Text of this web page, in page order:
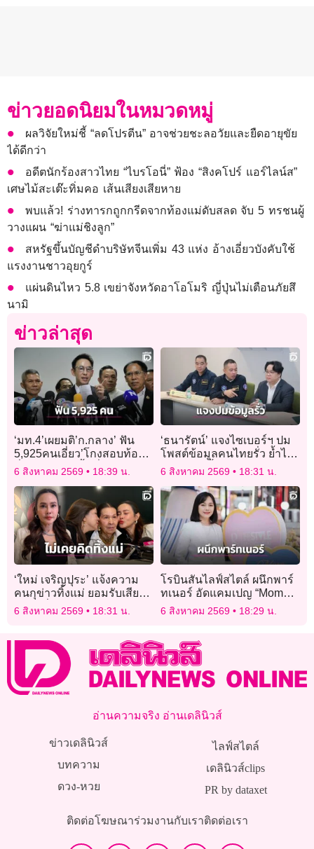
ข่าวยอดนิยมในหมวดหมู่
ผลวิจัยใหม่ชี้ “ลดโปรตีน” อาจช่วยชะลอวัยและยืดอายุขัย
ได้ดีกว่า
อดีตนักร้องสาวไทย “ไบรโอนี่” ฟ้อง “สิงคโปร์ แอร์ไลน์ส”
เศษไม้สะเต๊ะทิ่มคอ เส้นเสียงเสียหาย
พบแล้ว! ร่างทารกถูกกรีดจากท้องแม่ดับสลด จับ 5 ทรชนผู้
วางแผน “ฆ่าแม่ชิงลูก”
สหรัฐขึ้นบัญชีดำบริษัทจีนเพิ่ม 43 แห่ง อ้างเอี่ยวบังคับใช้
แรงงานชาวอุยกูร์
แผ่นดินไหว 5.8 เขย่าจังหวัดอาโอโมริ ญี่ปุ่นไม่เตือนภัยสึ
นามิ
ข่าวล่าสุด
‘มท.4’เผยมติ’ก.กลาง’ ฟัน
5,925คนเอี่ยว’โกงสอบท้อง
ถิ่น’ ส่ง’อปท.’พื้นที่ต้นสังกัด
ภายใน’สิ้นเดือนส.ค.’
6 สิงหาคม 2569 18:39 น.
‘ธนารัตน์’ แจงไซเบอร์ฯ ปม
โพสต์ข้อมูลคนไทยรั่ว ย้ำไร้
การเมือง จี้รัฐยกระดับความ
6 สิงหาคม 2569 18:31 น.
‘ใหม่ เจริญปุระ’ แจ้งความ
คนกุข่าวทิ้งแม่ ยอมรับเสียใจ
แต่ยึดมั่นดูแลจนกว่าตัวเองจะ
6 สิงหาคม 2569 18:31 น.
โรบินสันไลฟ์สไตล์ ผนึกพาร์
ทเนอร์ อัดแคมเปญ “Mom
Moments”
6 สิงหาคม 2569 18:29 น.
อ่านความจริง อ่านเดลินิวส์
ข่าวเดลินิวส์
บทความ
ดวง-หวย
ไลฟ์สไตล์
เดลินิวส์clips
PR by dataxet
ติดต่อโฆษณาร่วมงานกับเราติดต่อเรา